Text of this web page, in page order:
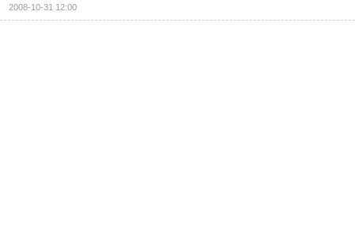
2008-10-31 12:00